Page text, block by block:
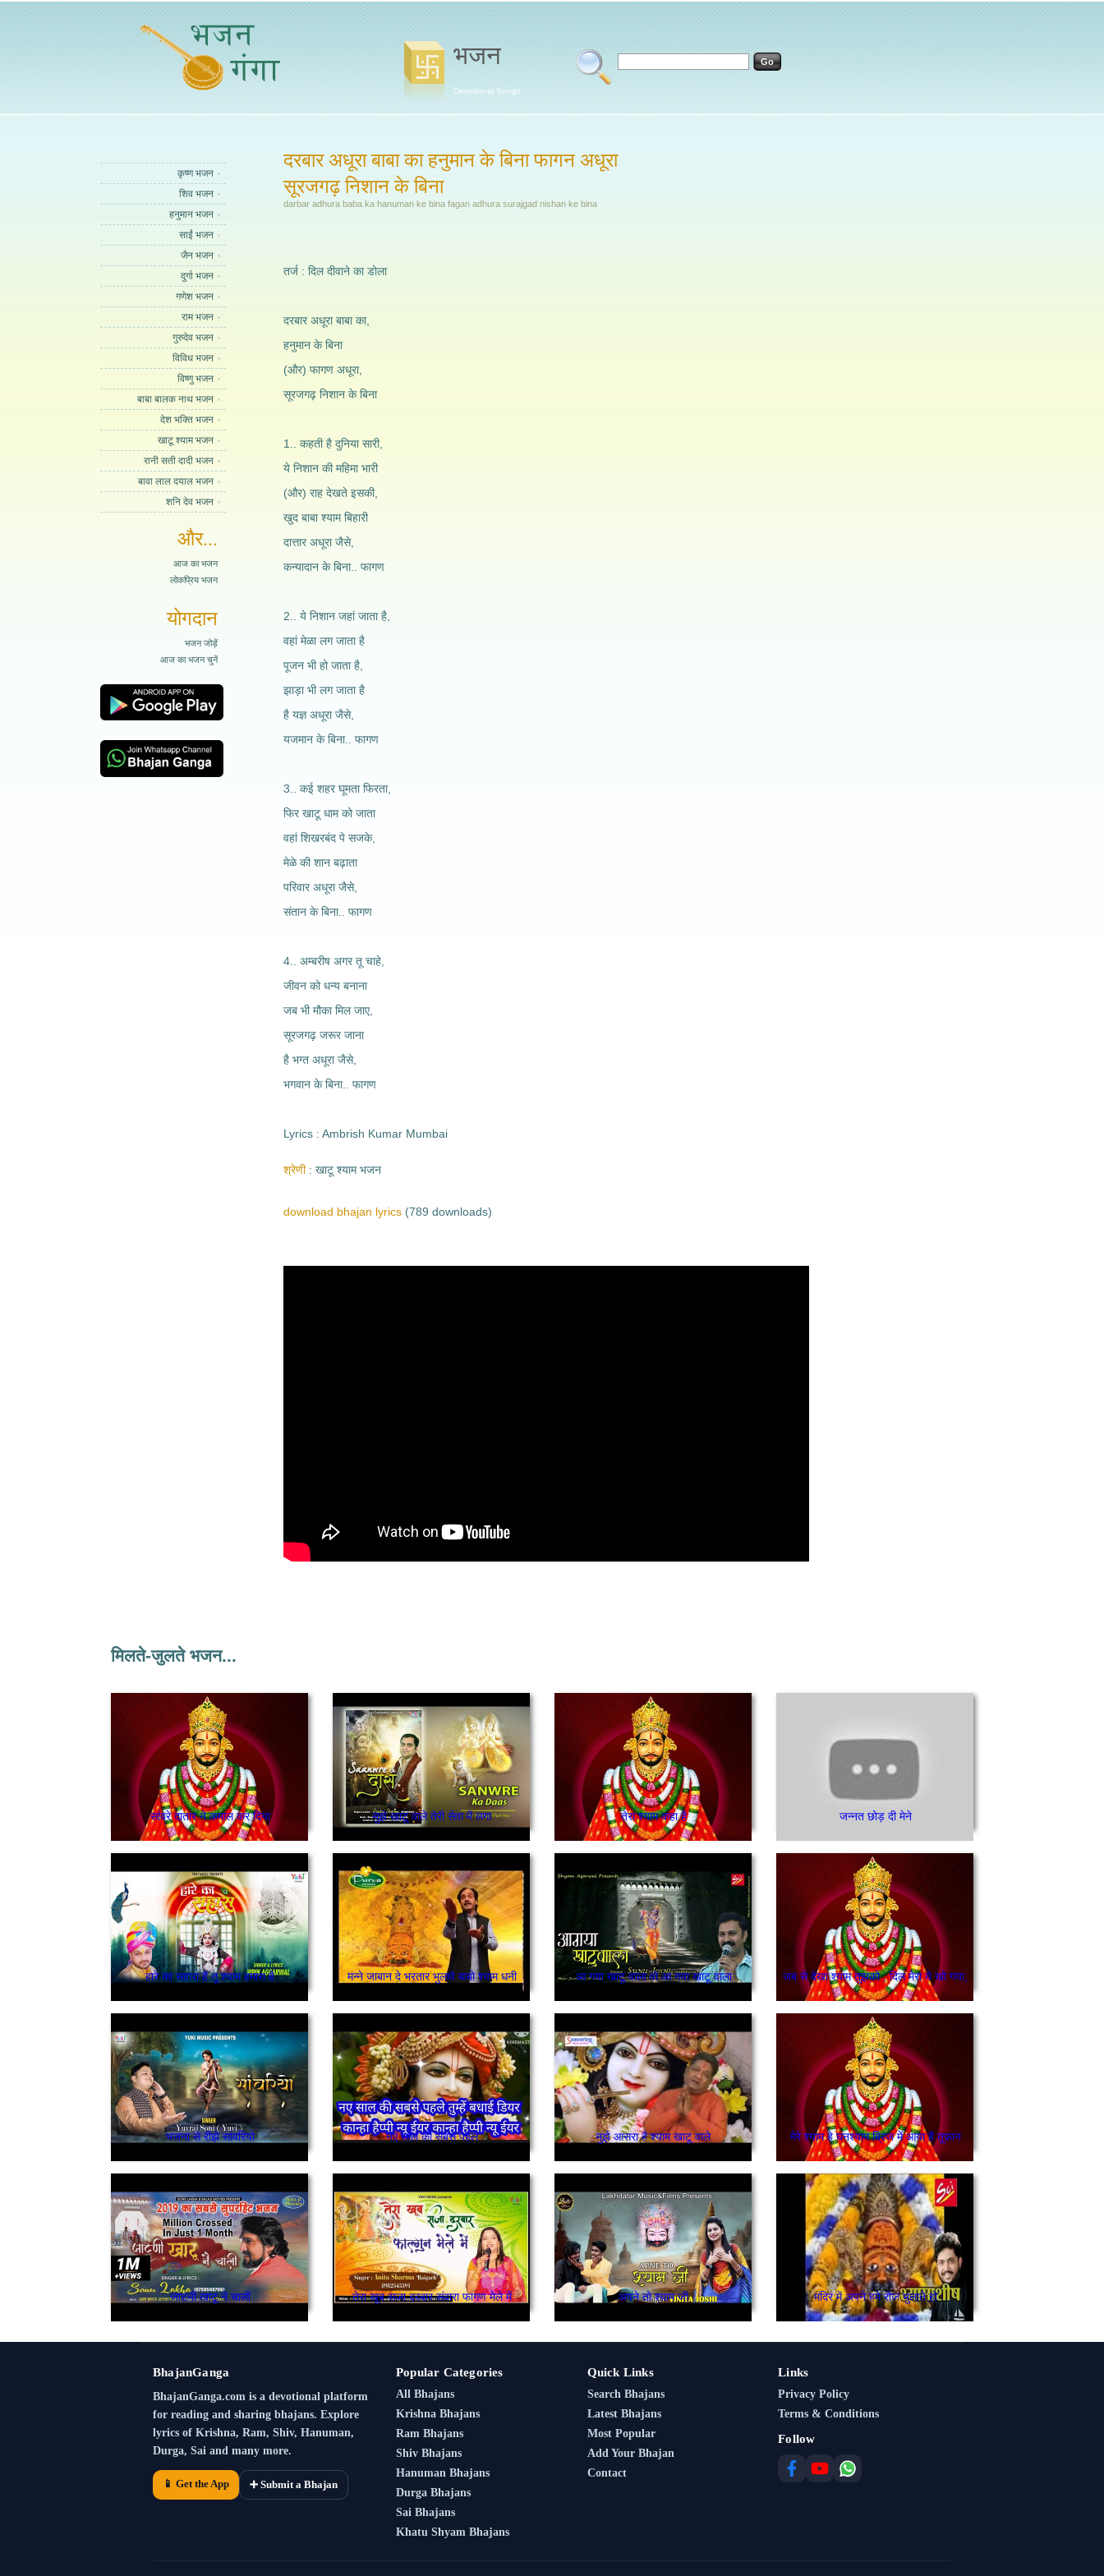
भजन
Devotional Songs
कृष्ण भजन
शिव भजन
हनुमान भजन
साईं भजन
जैन भजन
दुर्गा भजन
गणेश भजन
राम भजन
गुरुदेव भजन
विविध भजन
विष्णु भजन
बाबा बालक नाथ भजन
देश भक्ति भजन
खाटू श्याम भजन
रानी सती दादी भजन
बावा लाल दयाल भजन
शनि देव भजन
और...
आज का भजन
लोकप्रिय भजन
योगदान
भजन जोड़ें
आज का भजन चुनें
दरबार अधूरा बाबा का हनुमान के बिना फागन अधूरा
सूरजगढ़ निशान के बिना
darbar adhura baba ka hanuman ke bina fagan adhura surajgad nishan ke bina
तर्ज : दिल दीवाने का डोला
दरबार अधूरा बाबा का,
हनुमान के बिना
(और) फागण अधूरा,
सूरजगढ़ निशान के बिना
1.. कहती है दुनिया सारी,
ये निशान की महिमा भारी
(और) राह देखते इसकी,
खुद बाबा श्याम बिहारी
दात्तार अधूरा जैसे,
कन्यादान के बिना.. फागण
2.. ये निशान जहां जाता है,
वहां मेळा लग जाता है
पूजन भी हो जाता है,
झाड़ा भी लग जाता है
है यज्ञ अधूरा जैसे,
यजमान के बिना.. फागण
3.. कई शहर घूमता फिरता,
फिर खाटू धाम को जाता
वहां शिखरबंद पे सजके,
मेळे की शान बढ़ाता
परिवार अधूरा जैसे,
संतान के बिना.. फागण
4.. अम्बरीष अगर तू चाहे,
जीवन को धन्य बनाना
जब भी मौका मिल जाए,
सूरजगढ़ जरूर जाना
है भग्त अधूरा जैसे,
भगवान के बिना.. फागण
Lyrics : Ambrish Kumar Mumbai
श्रेणी खाटू श्याम भजन
download bhajan lyrics (789 downloads)
मिलते-जुलते भजन...
सांवरे दातार ने कमाल कर दिया मुझे खाटू वाले तेरी सेवा में लगा तेरा श्याम कहा है जन्नत छोड़ दी मेने
हारे का सहारा है तू श्याम हमारा है मन्ने जाबान दे भरतार भुलावे बाबो श्याम धनी आ गया खाटू वाला वो आ गया खाटू वाला जब से देखा श्याम तुझको , दिल मेरा ये खो गया,
भजना से रीझे सांवरियो नए साल की सबसे पहले मुझे आसरा है श्याम खाटू वाले मेरे श्याम हे घनश्याम ब्रिज में आया है तूफ़ान
जाटनी खाटू ने चाली तेरा खूब सजा दरबार संवारा फागण मेले में अपने तो श्याम जी मंदिर में अपने हमे रोज भुलाते हो
BhajanGanga
BhajanGanga.com is a devotional platform
for reading and sharing bhajans. Explore
lyrics of Krishna, Ram, Shiv, Hanuman,
Durga, Sai and many more.
📱 Get the App ➕ Submit a Bhajan
Popular Categories
All Bhajans
Krishna Bhajans
Ram Bhajans
Shiv Bhajans
Hanuman Bhajans
Durga Bhajans
Sai Bhajans
Khatu Shyam Bhajans
Quick Links
Search Bhajans
Latest Bhajans
Most Popular
Add Your Bhajan
Contact
Links
Privacy Policy
Terms & Conditions
Follow